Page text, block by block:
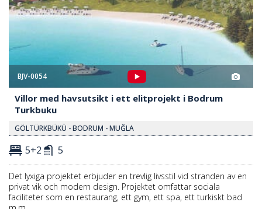
BJV-0054
Villor med havsutsikt i ett elitprojekt i Bodrum
Turkbuku
GÖLTÜRKBÜKÜ - BODRUM - MUĞLA
5+2 5
Det lyxiga projektet erbjuder en trevlig livsstil vid stranden av en
privat vik och modern design. Projektet omfattar sociala
faciliteter som en restaurang, ett gym, ett spa, ett turkiskt bad